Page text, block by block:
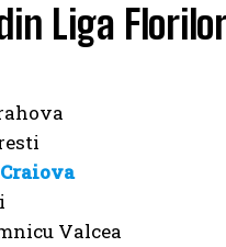
Liga
Valcea